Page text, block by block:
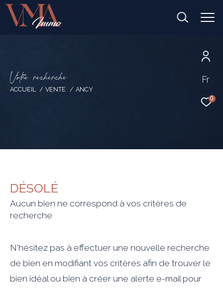
Fr
0
Votre recherche
ACCUEIL VENTE ANCY
DÉSOLÉ
Aucun bien ne correspond à vos critères de
recherche
N'hésitez pas à effectuer une nouvelle recherche
de bien en modifiant vos critères afin de trouver le
bien idéal ou bien à créer une alerte e-mail pour